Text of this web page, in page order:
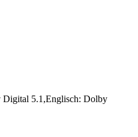
Digital 5.1,Englisch: Dolby